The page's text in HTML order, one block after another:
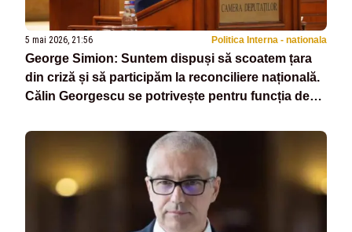
5 mai 2026, 21:56 Politica Interna - nationala
George Simion: Suntem dispuși să scoatem țara
din criză și să participăm la reconciliere națională.
Călin Georgescu se potrivește pentru funcția de